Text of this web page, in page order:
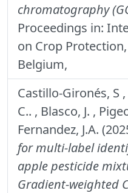
chromatography
Proceedings in:
on Crop
Belgium,
Castillo-Gironés, S
C.. , Blasco, J. ,
Fernandez, J.A.
for multi-label
apple pesticide
Gradient-weighted